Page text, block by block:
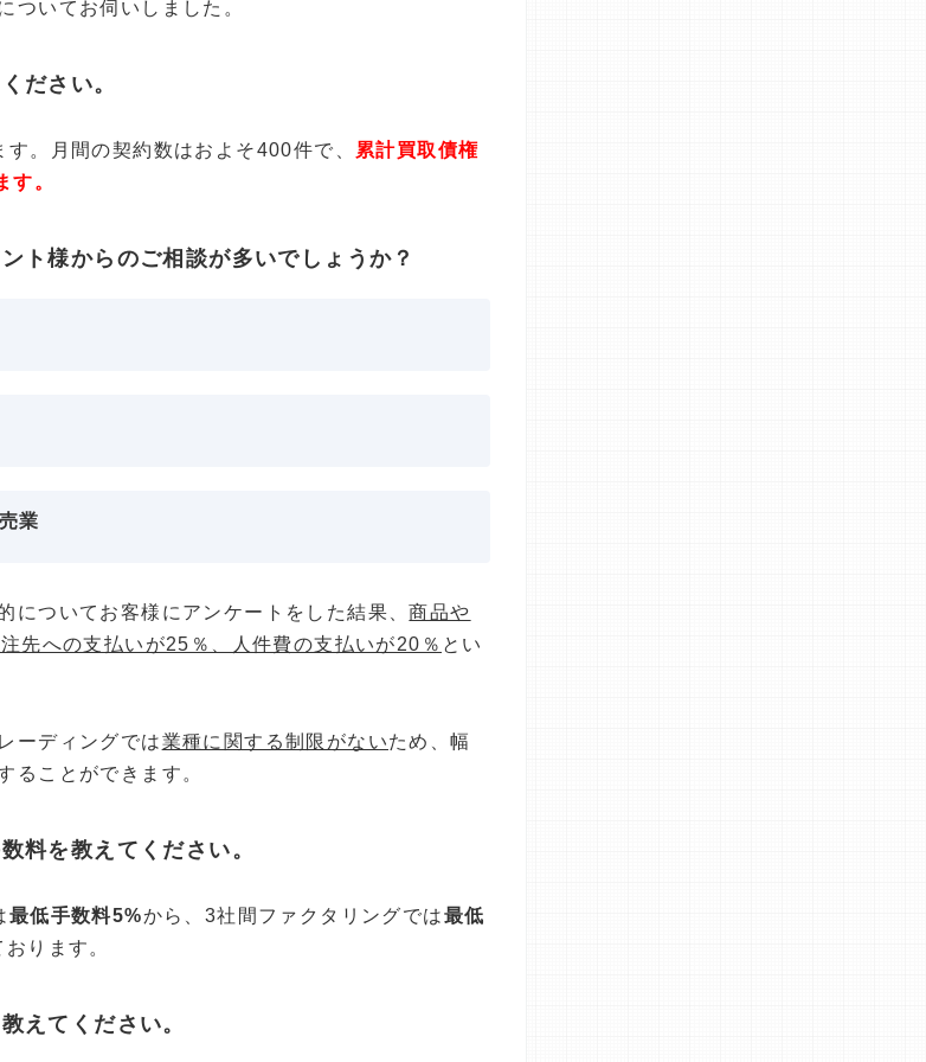
ついてお伺いしました。
ださい。
。月間の契約数はおよそ400件で、
累計買取債権
す。
ト様からのご相談が多いでしょうか？
業
についてお客様にアンケートをした結果、商品や
先への支払いが25％、人件費の支払いが20％ とい
ーディングでは業種に関する制限がないため、幅
ることができます。
料を教えてください。
最低手数料5%から、3社間ファクタリングでは最低
ります。
えてください。